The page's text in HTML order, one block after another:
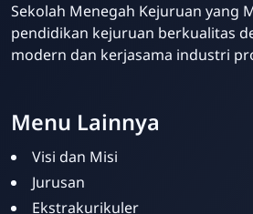
Sekolah Menegah Kejuruan yang
pendidikan kejuruan berkualitas
modern dan kerjasama industri
Menu Lainnya
Visi dan Misi
Jurusan
Ekstrakurikuler